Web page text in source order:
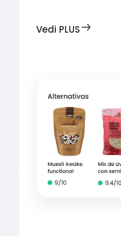
Vedi PLUS